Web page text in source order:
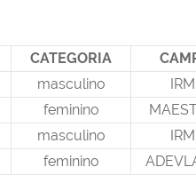
CATEGORIA
masculino
feminino
masculino
feminino